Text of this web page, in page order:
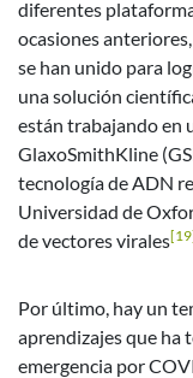
diferentes
ocasiones
se han unido para
una solución
están trabajando en
GlaxoSmithKline
tecnología de ADN
Universidad de
de vectores virales
Por último, hay un
aprendizajes que ha
emergencia por